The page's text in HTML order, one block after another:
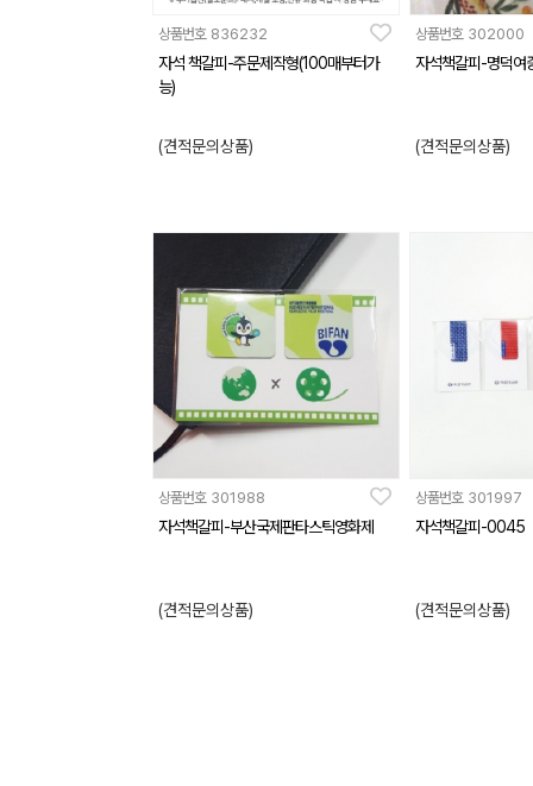
상품번호 836232
자석 책갈피-주문제작형(100매부터가
능)
(견적문의상품)
상품번호 302000
자석책갈피-명덕여
(견적문의상품)
상품번호 301988
자석책갈피-부산국제판타스틱영화제
(견적문의상품)
상품번호 301997
자석책갈피-0045
(견적문의상품)